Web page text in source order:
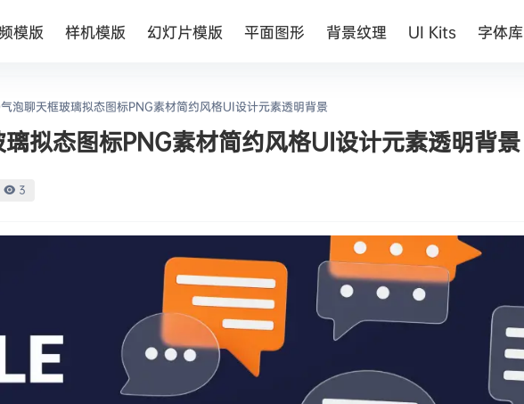
模版 样机模版 幻灯片模版 平面图形 背景纹理 UI Kits 字体库
泡聊天框玻璃拟态图标PNG素材简约风格UI设计元素透明背景
拟态图标PNG素材简约风格UI设计元素透明背景
3